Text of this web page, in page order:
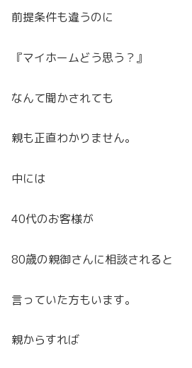
前提条件も違うのに
『マイホームどう思う？』
なんて聞かされても
親も正直わかりません。
中には
40代のお客様が
80歳の親御さんに相談されると
言っていた方もいます。
親からすれば